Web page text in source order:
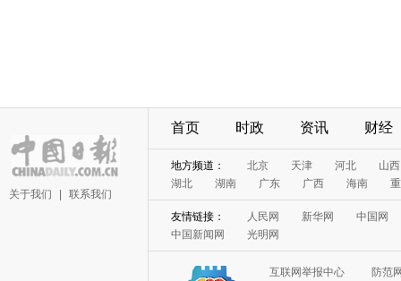
关于我们 联系我们
首页 时政 资讯 财经
地方频道： 北京 天津 河北
山西
湖北
湖南 广东 广西 海南
友情链接： 人民网 新华网
中国网
中国新闻网
光明网
互联网举报中心
防范